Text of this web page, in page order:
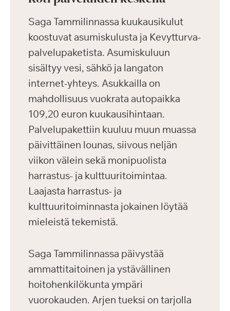
Saga Tammilinnassa kuukausikulut
koostuvat asumiskulusta ja Kevytturva-
palvelupaketista. Asumiskuluun
sisältyy vesi, sähkö ja langaton
internet-yhteys. Asukkailla on
mahdollisuus vuokrata autopaikka
109,20 euron kuukausihintaan.
Palvelupakettiin kuuluu muun muassa
päivittäinen lounas, siivous neljän
viikon välein sekä monipuolista
harrastus- ja kulttuuritoimintaa.
Laajasta harrastus- ja
kulttuuritoiminnasta jokainen löytää
mieleistä tekemistä.
Saga Tammilinnassa päivystää
ammattitaitoinen ja ystävällinen
hoitohenkilökunta ympäri
vuorokauden. Arjen tueksi on tarjolla